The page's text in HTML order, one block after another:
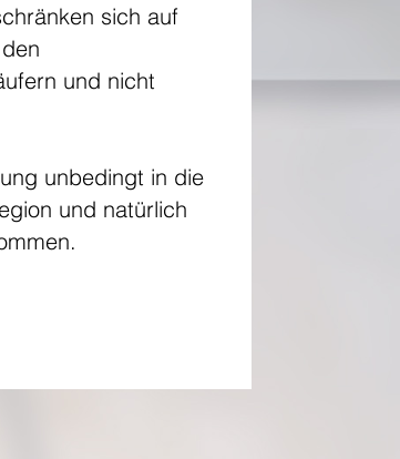
sich auf
und nicht
unbedingt in die
und natürlich